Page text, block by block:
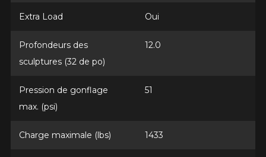
Extra Load Oui
Profondeurs des
sculptures (32 de po)
12.0
Pression de gonflage
max. (psi)
51
Charge maximale (lbs) 1433
Style de conduite
Condition de route
Que magasinez-vous?
convenant parfaitement à votre